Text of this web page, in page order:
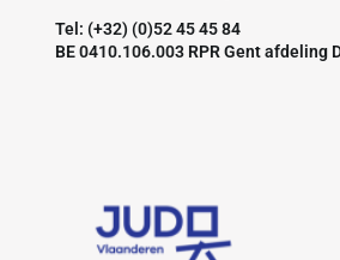
Tel: (+32) (0)52 45 45 84
BE 0410.106.003 RPR Gent afdeling